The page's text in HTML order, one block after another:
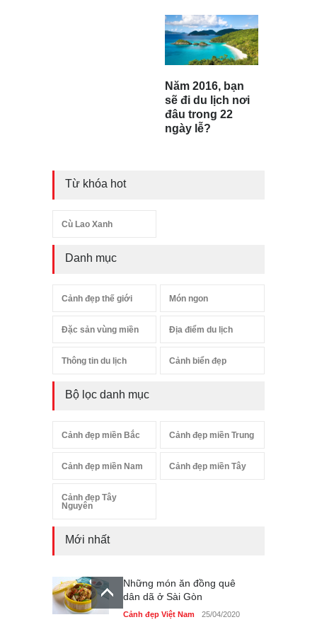
Năm 2016, bạn
sẽ đi du lịch nơi
đâu trong 22
ngày lễ?
Từ khóa hot
Cù Lao Xanh
Danh mục
Cảnh đẹp thế giới Món ngon
Đặc sản vùng miền Địa điểm du lịch
Thông tin du lịch Cảnh biển đẹp
Bộ lọc danh mục
Cảnh đẹp miền Bắc Cảnh đẹp miền Trung
Cảnh đẹp miền Nam Cảnh đẹp miền Tây
Cảnh đẹp Tây
Nguyên
Mới nhất
Những món ăn đồng quê
dân dã ở Sài Gòn
Cảnh đẹp Việt Nam 25/04/2020